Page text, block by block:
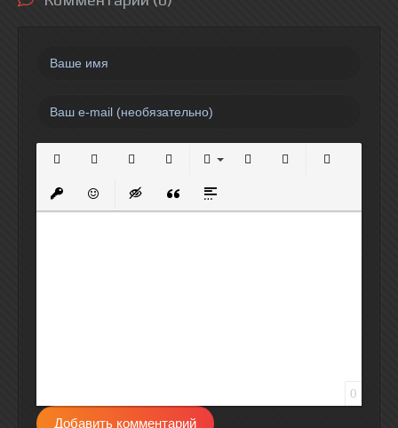
Вставить защищенную ссылку
Вставить смайлик
Вставка скрытого текста
Вставка цитаты
Вставка спойлера
0
Добавить комментарий